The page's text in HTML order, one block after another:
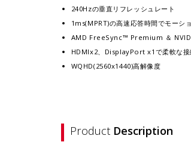
240Hzの垂直リフレッシュレート
1ms(MPRT)の高速応答時間でモーシ
AMD FreeSync™ Premium ＆
HDMIx2、DisplayPort x1で柔軟な接
WQHD(2560x1440)高解像度
Product Description